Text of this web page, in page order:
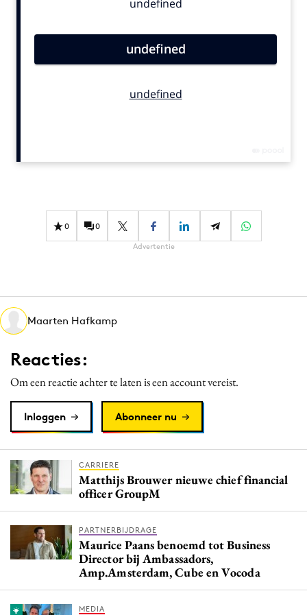
Campagnes
Gedragsverandering
Martech
Media
PR
Programmatic
Purpose Marketing
Reputatie & crisis
0 0
Advertentie
Maarten Hafkamp
Reacties:
Om een reactie achter te laten is een account vereist.
Inloggen Abonneer nu
CARRIERE
Matthijs Brouwer nieuwe chief financial
officer GroupM
PARTNERBIJDRAGE
Maurice Paans benoemd tot Business
Director bij Ambassadors,
Amp.Amsterdam, Cube en Vocoda
MEDIA